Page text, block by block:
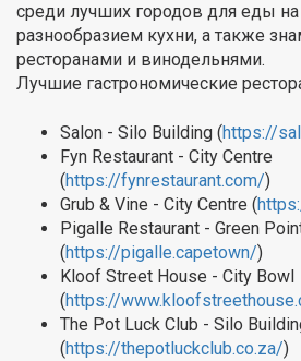
среди лучших городов для еды
разнообразием кухни, а также
ресторанами и винодельнями.
Лучшие гастрономические
Salon - Silo Building (https://
Fyn Restaurant - City Centre
(https://fynrestaurant.com/)
Grub & Vine - City Centre (
Pigalle Restaurant - Green
(https://pigalle.capetown/)
Kloof Street House - City Bowl
(https://
The Pot Luck Club - Silo
(https://thepotluckclub.co.za/)